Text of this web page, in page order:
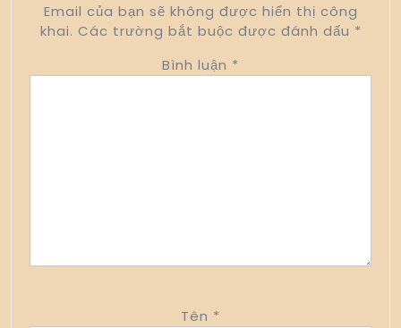
Email của bạn sẽ không được hiển thị công
khai. Các trường bắt buộc được đánh dấu *
Bình luận *
Tên *